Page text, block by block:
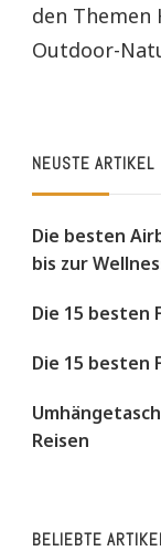
den Themen
Outdoor-
NEUSTE ARTIKEL
Die besten
bis zur
Die 15 besten
Die 15 besten
Reisen
BELIEBTE